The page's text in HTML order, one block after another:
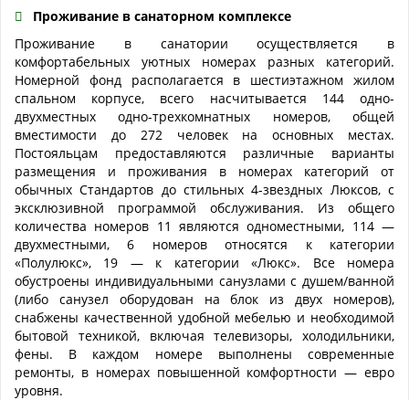
Проживание в санаторном комплексе
Проживание в санатории осуществляется в
комфортабельных уютных номерах разных категорий.
Номерной фонд располагается в шестиэтажном жилом
спальном корпусе, всего насчитывается 144 одно-
двухместных одно-трехкомнатных номеров, общей
вместимости до 272 человек на основных местах.
Постояльцам предоставляются различные варианты
размещения и проживания в номерах категорий от
обычных Стандартов до стильных 4-звездных Люксов, с
эксклюзивной программой обслуживания. Из общего
количества номеров 11 являются одноместными, 114 —
двухместными, 6 номеров относятся к категории
«Полулюкс», 19 — к категории «Люкс». Все номера
обустроены индивидуальными санузлами с душем/ванной
(либо санузел оборудован на блок из двух номеров),
снабжены качественной удобной мебелью и необходимой
бытовой техникой, включая телевизоры, холодильники,
фены. В каждом номере выполнены современные
ремонты, в номерах повышенной комфортности — евро
уровня.